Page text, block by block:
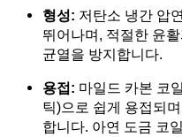
형성: 저탄소 냉간 압
뛰어나며, 적절한 윤
균열을 방지합니다.
용접: 마일드 카본 코
틱)으로 쉽게 용접되
합니다. 아연 도금 코